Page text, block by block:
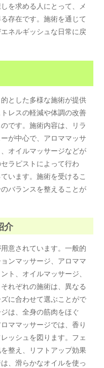
を求める人にとって、メ
存在です。施術を通じて
ネルギッシュな日常に戻
とした多様な施術が提供
レスの軽減や体調の改善
です。施術内容は、リラ
が中心で、アロママッサ
オイルマッサージなどが
ラピストによって行わ
います。施術を受けるこ
バランスを整えることが
介
意されています。一般的
ンマッサージ、アロママ
ト、オイルマッサージ、
れぞれの施術は、異なる
に合わせて選ぶことがで
は、全身の筋肉をほぐ
ママッサージでは、香り
ッシュを図ります。フェ
整え、リフトアップ効果
、滑らかなオイルを使っ